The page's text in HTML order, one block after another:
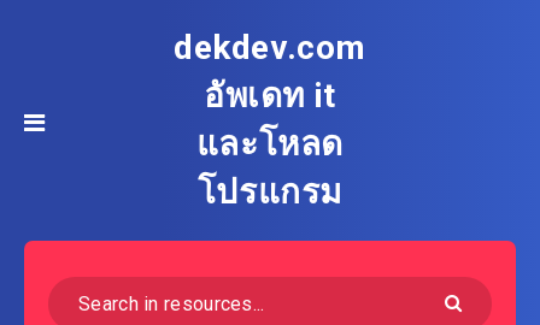
dekdev.com
อัพเดท it
และโหลด
โปรแกรม